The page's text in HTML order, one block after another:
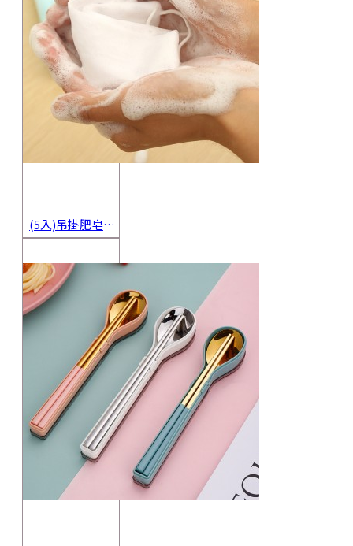
(5入)吊掛肥皂起泡網 香皂起泡袋